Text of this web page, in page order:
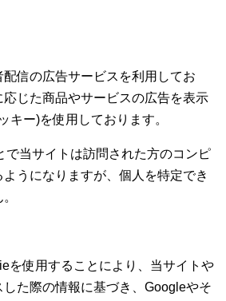
信の広告サービスを利用してお
応じた商品やサービスの広告を表示
キー)を使用しております。
で当サイトは訪問された方のコンピ
うになりますが、個人を特定でき
を使用することにより、当サイトや
た際の情報に基づき、Googleやそ